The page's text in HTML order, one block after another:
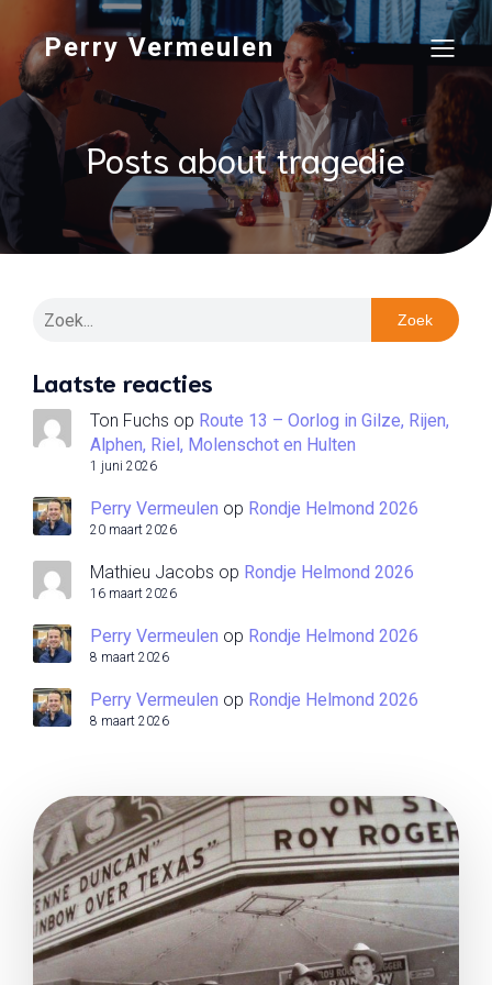
Perry Vermeulen
Posts about tragedie
Zoek
Laatste reacties
Ton Fuchs op Route 13 – Oorlog in Gilze, Rijen,
Alphen, Riel, Molenschot en Hulten
1 juni 2026
Perry Vermeulen op Rondje Helmond 2026
20 maart 2026
Mathieu Jacobs op Rondje Helmond 2026
16 maart 2026
Perry Vermeulen op Rondje Helmond 2026
8 maart 2026
Perry Vermeulen op Rondje Helmond 2026
8 maart 2026